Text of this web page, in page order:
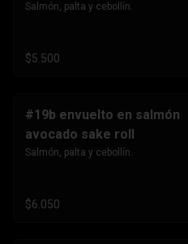
Salmón, palta y cebollín.
$5.500
#19b envuelto en salmón
avocado sake roll
Salmón, palta y cebollín.
$6.050